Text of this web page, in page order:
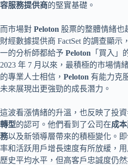
容服務提供商的堅實基礎。
而市場對 Peloton 股票的整體情緒也
財經數據提供商 FactSet 的調查顯示
一的分析師都給予 Peloton 「買入」
2023 年 7 月以來，最積極的市場情
的專業人士相信， Peloton 有能力克
未來展現出更強勁的成長潛力。
這波看漲情緒的升溫，也反映了投
轉型的認可。他們看到了公司在成
務以及新領導層帶來的積極變化。
率和活跃用戶增長速度有所放緩，
歷史平均水平，但高客戶忠誠度仍然